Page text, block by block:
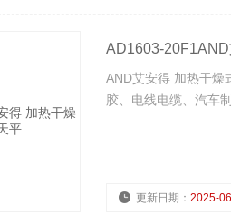
AD1603-
AND艾安得 加热干燥
胶、电线电缆、汽车
更新日期： 2025-06-